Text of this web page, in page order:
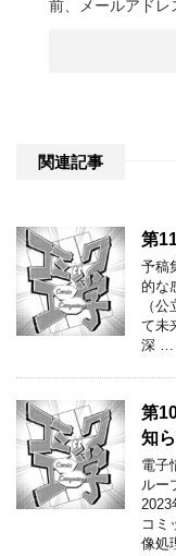
前、メールアドレ
関連記事
第
予稿
的な
（
て未
深 …
第
知
電子
ルー
コミ
像処